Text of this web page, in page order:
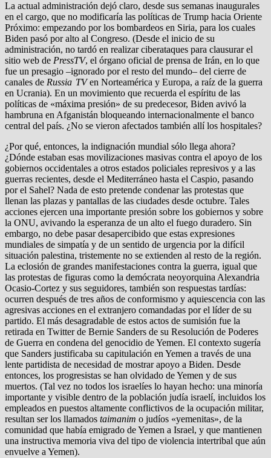
La actual administración dejó claro, desde sus semanas inaugurales
en el cargo, que no modificaría las políticas de Trump hacia Oriente
Próximo: empezando por los bombardeos en Siria, para los cuales
Biden pasó por alto al Congreso. (Desde el inicio de su
administración, no tardó en realizar ciberataques para clausurar el
sitio web de PressTV, el órgano oficial de prensa de Irán, en lo que
fue un presagio –ignorado por el resto del mundo– del cierre de
canales de Russia TVen Norteamérica y Europa, a raíz de la guerra
en Ucrania). En un movimiento que recuerda el espíritu de las
políticas de «máxima presión» de su predecesor, Biden avivó la
hambruna en Afganistán bloqueando internacionalmente el banco
central del país. ¿No se vieron afectados también allí los hospitales?
¿Por qué, entonces, la indignación mundial sólo llega ahora?
¿Dónde estaban esas movilizaciones masivas contra el apoyo de los
gobiernos occidentales a otros estados policiales represivos y a las
guerras recientes, desde el Mediterráneo hasta el Caspio, pasando
por el Sahel? Nada de esto pretende condenar las protestas que
llenan las plazas y pantallas de las ciudades desde octubre. Tales
acciones ejercen una importante presión sobre los gobiernos y sobre
la ONU, avivando la esperanza de un alto el fuego duradero. Sin
embargo, no debe pasar desapercibido que estas expresiones
mundiales de simpatía y de un sentido de urgencia por la difícil
situación palestina, tristemente no se extienden al resto de la región.
La eclosión de grandes manifestaciones contra la guerra, igual que
las protestas de figuras como la demócrata neoyorquina Alexandria
Ocasio-Cortez y sus seguidores, también son respuestas tardías:
ocurren después de tres años de conformismo y aquiescencia con las
agresivas acciones en el extranjero comandadas por el líder de su
partido. El más desagradable de estos actos de sumisión fue la
retirada en Twitter de Bernie Sanders de su Resolución de Poderes
de Guerra en condena del genocidio de Yemen. El contexto sugería
que Sanders justificaba su capitulación en Yemen a través de una
lente partidista de necesidad de mostrar apoyo a Biden. Desde
entonces, los progresistas se han olvidado de Yemen y de sus
muertos. (Tal vez no todos los israelíes lo hayan hecho: una minoría
importante y visible dentro de la población judía israelí, incluidos los
empleados en puestos altamente conflictivos de la ocupación militar,
resultan ser los llamados taimanim o judíos «yemenitas», de la
comunidad que había emigrado de Yemen a Israel, y que mantienen
una instructiva memoria viva del tipo de violencia intertribal que aún
envuelve a Yemen).